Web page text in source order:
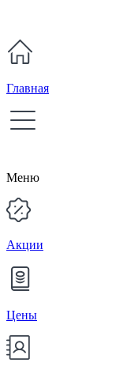
Главная
Меню
Акции
Цены